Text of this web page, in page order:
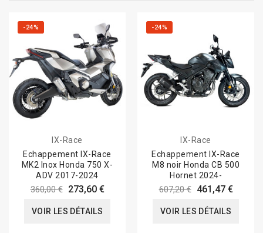
-24%
IX-Race
Echappement IX-Race
MK2 Inox Honda 750 X-
ADV 2017-2024
360,00 € 273,60 €
VOIR LES DÉTAILS
-24%
IX-Race
Echappement IX-Race
M8 noir Honda CB 500
Hornet 2024-
607,20 € 461,47 €
VOIR LES DÉTAILS